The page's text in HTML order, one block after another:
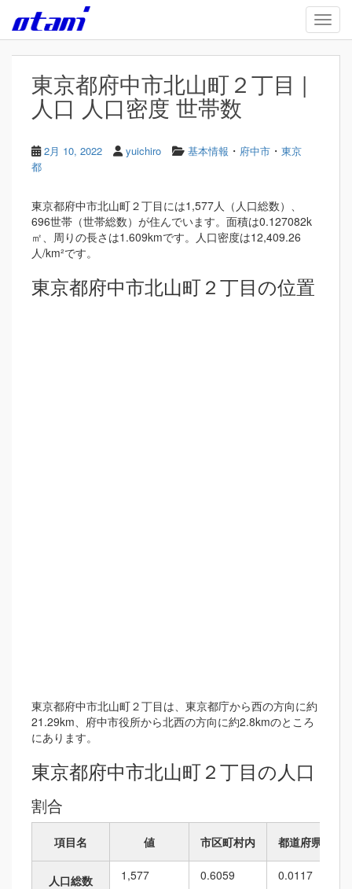
Skip to main content
東京都府中市北山町２丁目 |
人口 人口密度 世帯数
2月 10, 2022 yuichiro 基本情報 ・ 府中市 ・ 東京
都
東京都府中市北山町２丁目には1,577人（人口総数）、
696世帯（世帯総数）が住んでいます。面積は0.127082k
㎡、周りの長さは1.609kmです。人口密度は12,409.26
人/km²です。
東京都府中市北山町２丁目の位置
東京都府中市北山町２丁目は、東京都庁から西の方向に約
21.29km、府中市役所から北西の方向に約2.8kmのところ
にあります。
東京都府中市北山町２丁目の人口
割合
項目名 値 市区町村内 都道府県内
人口総数 1,577 0.6059 0.0117